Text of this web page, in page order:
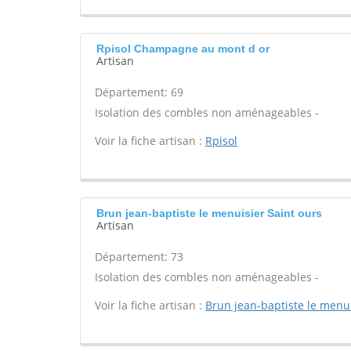
Rpisol Champagne au mont d or
Artisan
Département: 69
Isolation des combles non aménageables -
Voir la fiche artisan : Rpisol
Brun jean-baptiste le menuisier Saint ours
Artisan
Département: 73
Isolation des combles non aménageables -
Voir la fiche artisan : Brun jean-baptiste le